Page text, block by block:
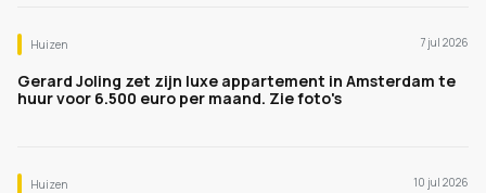
Huizen 7 jul 2026
Gerard Joling zet zijn luxe appartement in Amsterdam te
huur voor 6.500 euro per maand. Zie foto's
Huizen 10 jul 2026